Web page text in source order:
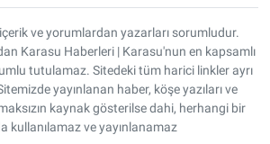
ve yorumlardan yazarları sorumludur.
Karasu Haberleri | Karasu'nun en kapsamlı
tutulamaz. Sitedeki tüm harici linkler ayrı
yayınlanan haber, köşe yazıları ve
kaynak gösterilse dahi, herhangi bir
kullanılamaz ve yayınlanamaz